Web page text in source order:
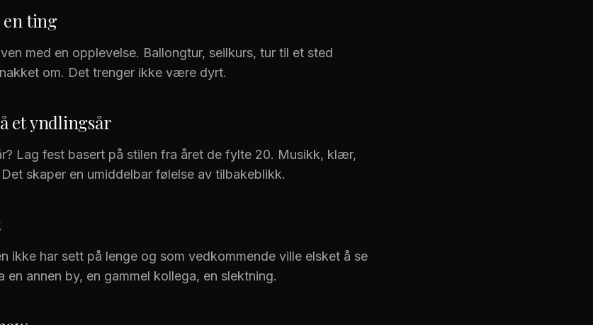
en ting
med en opplevelse. Ballongtur, seilkurs, tur til et sted
om. Det trenger ikke være dyrt.
et yndlingsår
Lag fest basert på stilen fra året de fylte 20. Musikk, klær,
skaper en umiddelbar følelse av tilbakeblikk.
ikke har sett på lenge og som vedkommende ville elsket å se
en annen by, en gammel kollega, en slektning.